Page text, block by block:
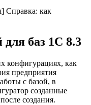
Справка: как
для баз 1С 8.3
конфигурациях, как
предприятия
с базой, в
созданные
создания.